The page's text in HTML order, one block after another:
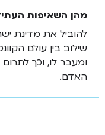
מהן השאיפות
להוביל את מדינת
שילוב בין עולם
ומעבר לו, וכך
האדם.